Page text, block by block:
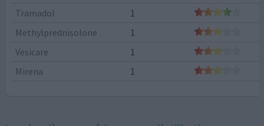
Tramadol
1
Methylprednisolone
1
Vesicare
1
Mirena
1